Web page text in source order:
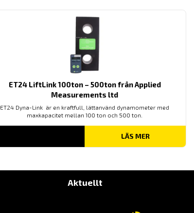
ET24 LiftLink 100ton – 500ton från Applied
Measurements ltd
ET24 Dyna-Link är en kraftfull, lättanvänd dynamometer med
maxkapacitet mellan 100 ton och 500 ton.
LÄS MER
Aktuellt